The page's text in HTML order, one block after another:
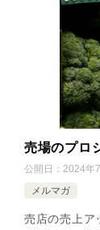
売場のプロ
公開日： 2024年
メルマガ
売店の売上ア